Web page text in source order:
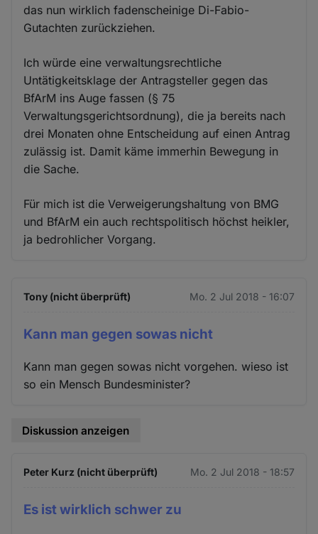
das nun wirklich fadenscheinige Di-Fabio-
Gutachten zurückziehen.
Ich würde eine verwaltungsrechtliche
Untätigkeitsklage der Antragsteller gegen das
BfArM ins Auge fassen (§ 75
Verwaltungsgerichtsordnung), die ja bereits nach
drei Monaten ohne Entscheidung auf einen Antrag
zulässig ist. Damit käme immerhin Bewegung in
die Sache.
Für mich ist die Verweigerungshaltung von BMG
und BfArM ein auch rechtspolitisch höchst heikler,
ja bedrohlicher Vorgang.
Tony (nicht überprüft) Mo. 2 Jul 2018 - 16:07
Kann man gegen sowas nicht
Kann man gegen sowas nicht vorgehen. wieso ist
so ein Mensch Bundesminister?
Diskussion anzeigen
Peter Kurz (nicht überprüft) Mo. 2 Jul 2018 - 18:57
Es ist wirklich schwer zu